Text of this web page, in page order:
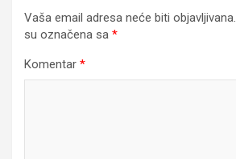
Vaša email adresa neće biti objavljivana.
su označena sa *
Komentar *